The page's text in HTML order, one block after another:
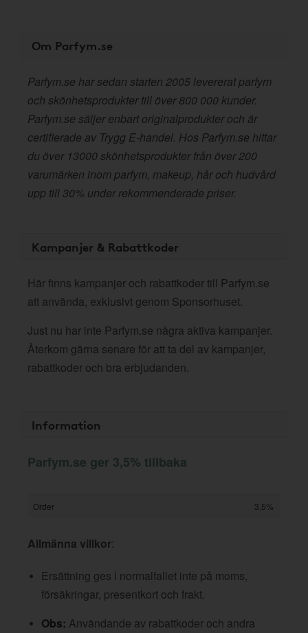
Om Parfym.se
Parfym.se har sedan starten 2005 levererat parfym
och skönhetsprodukter till över 800 000 kunder.
Parfym.se säljer enbart originalprodukter och är
certifierade av Trygg E-handel. Hos Parfym.se hittar
du över 13000 skönhetsprodukter från över 200
varumärken inom parfym, makeup, hår och hudvård
upp till 30% under rekommenderade priser.
Kampanjer & Rabattkoder
Här finns kampanjer och rabattkoder till Parfym.se
att använda, exklusivt genom Sponsorhuset.
Just nu har inte Parfym.se några aktiva kampanjer.
Återkom gärna senare för att ta del av kampanjer,
rabattkoder och bra erbjudanden.
Information
Parfym.se ger 3,5% tillbaka
Order 3,5%
Allmänna villkor:
Ersättning ges i normalfallet inte på moms,
försäkringar, presentkort och frakt.
Obs: Användande av rabattkoder och andra